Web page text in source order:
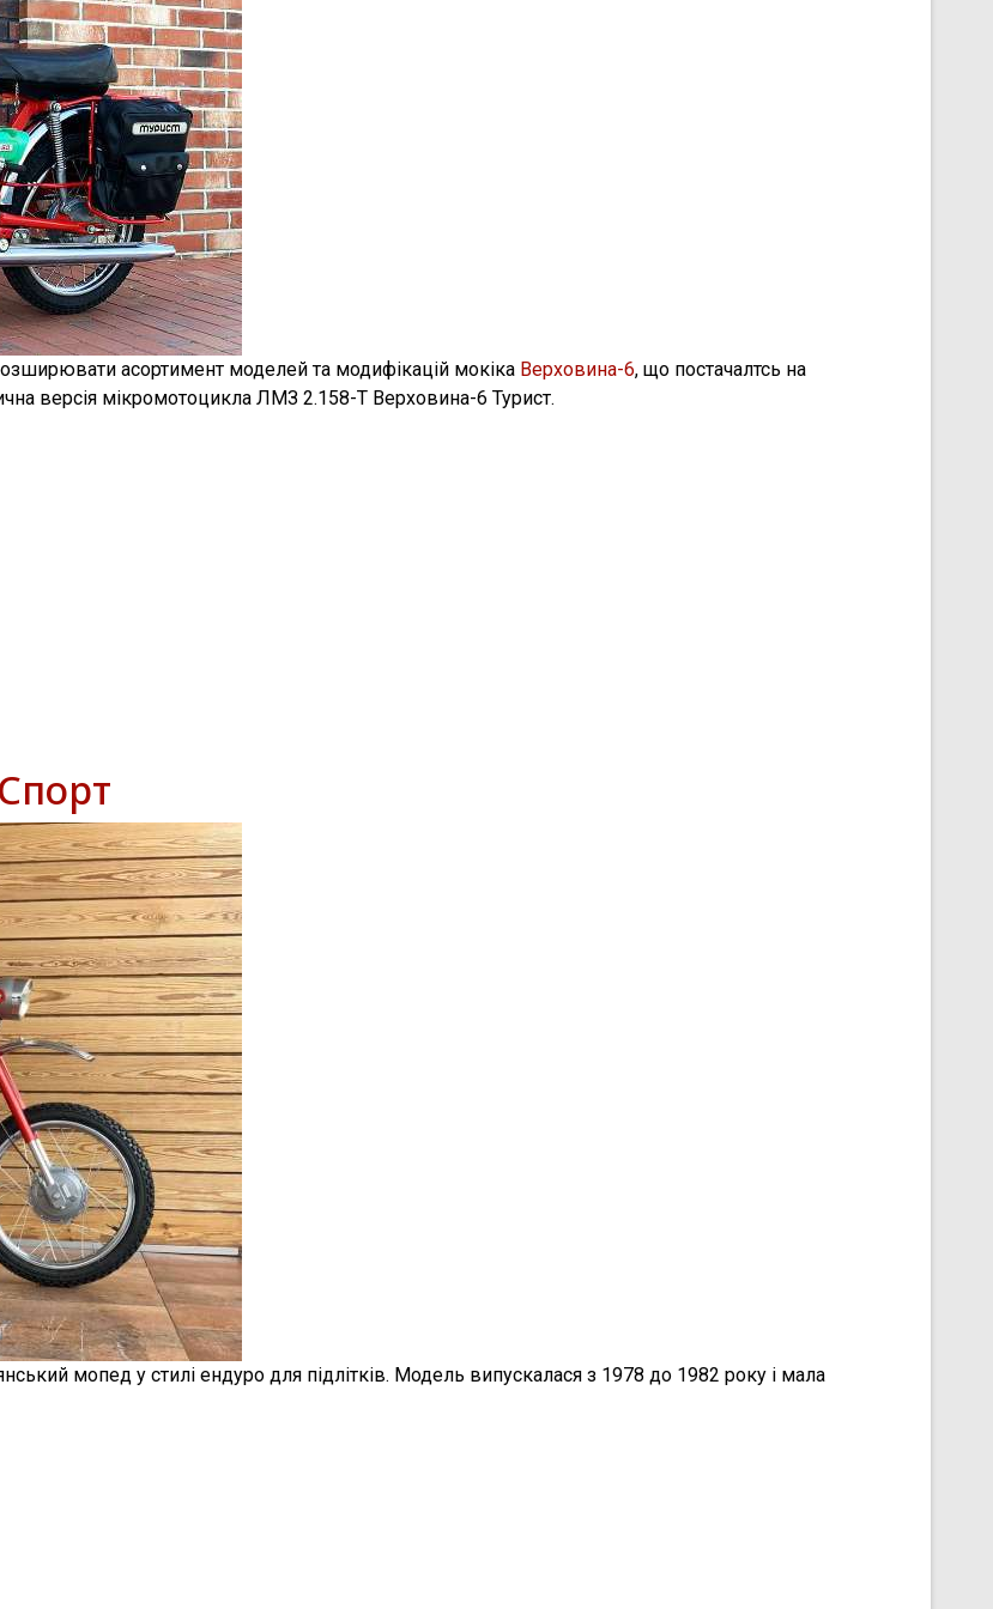
асортимент моделей та модифікацій мокіка Верховина-6, що постачалтсь на
версія мікромотоцикла ЛМЗ 2.158-Т Верховина-6 Турист.
мопед у стилі ендуро для підлітків. Модель випускалася з 1978 до 1982 року і мала